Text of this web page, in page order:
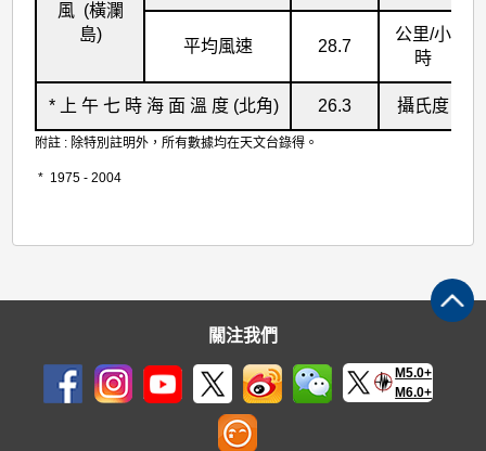
風 (橫瀾
島)
平均風速 28.7
公里/小
時
* 上 午 七 時 海 面 溫 度 (北角) 26.3 攝氏度
附註 : 除特別註明外，所有數據均在天文台錄得。
* 1975 - 2004
關注我們
M5.0+
M6.0+